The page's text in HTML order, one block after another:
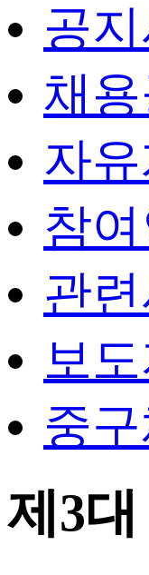
공
채
자
참여
관
보
중
제3